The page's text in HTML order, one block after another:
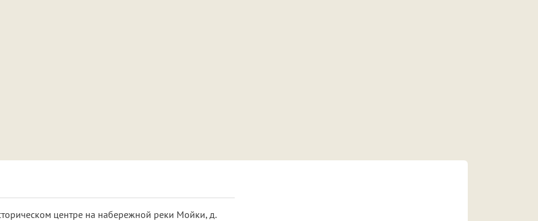
центре на набережной реки Мойки, д.